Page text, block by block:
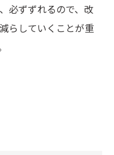
必ずずれるので、改
らしていくことが重